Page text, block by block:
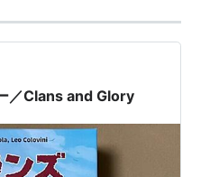
／Clans and Glory